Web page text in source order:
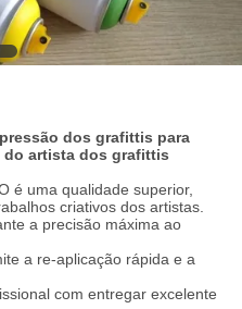
dos grafittis para
do artista dos grafittis
é uma qualidade superior,
criativos dos artistas.
a precisão máxima ao
a re-aplicação rápida e a
com entregar excelente